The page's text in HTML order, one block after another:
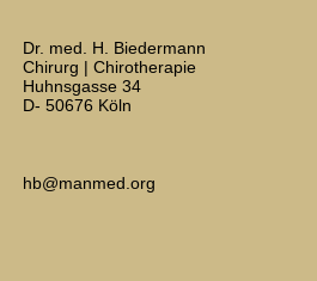
Dr. med. H. Biedermann
Chirurg | Chirotherapie
Huhnsgasse 34
D- 50676 Köln
hb@manmed.org